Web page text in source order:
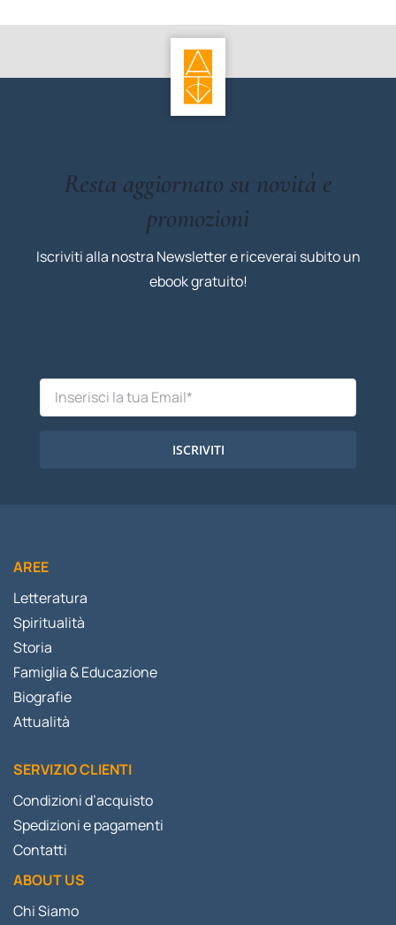
Resta aggiornato su novità e
promozioni
Iscriviti alla nostra Newsletter e riceverai subito un
ebook gratuito!
ISCRIVITI
AREE
Letteratura
Spiritualità
Storia
Famiglia & Educazione
Biografie
Attualità
SERVIZIO CLIENTI
Condizioni d’acquisto
Spedizioni e pagamenti
Contatti
ABOUT US
Chi Siamo